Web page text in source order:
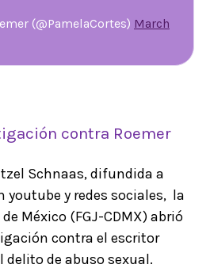
(@PamelaCortes) March
contra Roemer
Schnaas, difundida a
youtube y redes sociales, la
México (FGJ-CDMX) abrió
contra el escritor
delito de abuso sexual.